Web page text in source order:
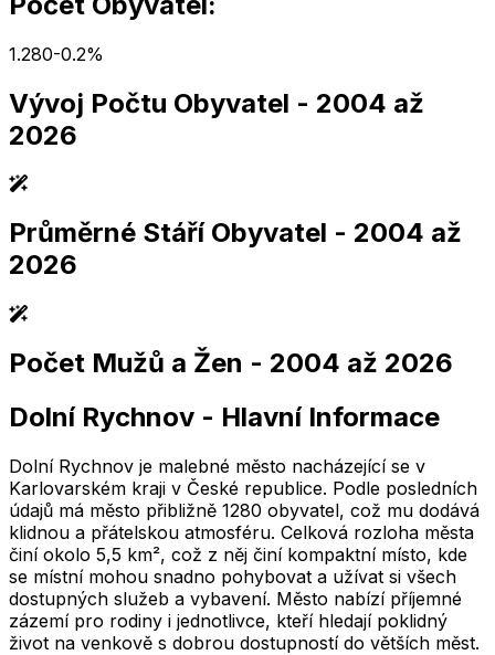
1.280-0.2%
Vývoj Počtu Obyvatel - 2004 až
2026
2,005 2,010 2,015 2,020 2,025
2,005 2,010 2,015 2,020 2,025
Průměrné Stáří Obyvatel - 2004 až
2026
2,005 2,010 2,015 2,020 2,025
2,005 2,010 2,015 2,020 2,025
Počet Mužů a Žen - 2004 až 2026
Dolní Rychnov - Hlavní Informace
Dolní Rychnov je malebné město nacházející se v
Karlovarském kraji v České republice. Podle posledních
údajů má město přibližně 1280 obyvatel, což mu dodává
klidnou a přátelskou atmosféru. Celková rozloha města
činí okolo 5,5 km², což z něj činí kompaktní místo, kde
se místní mohou snadno pohybovat a užívat si všech
dostupných služeb a vybavení. Město nabízí příjemné
zázemí pro rodiny i jednotlivce, kteří hledají poklidný
život na venkově s dobrou dostupností do větších měst.